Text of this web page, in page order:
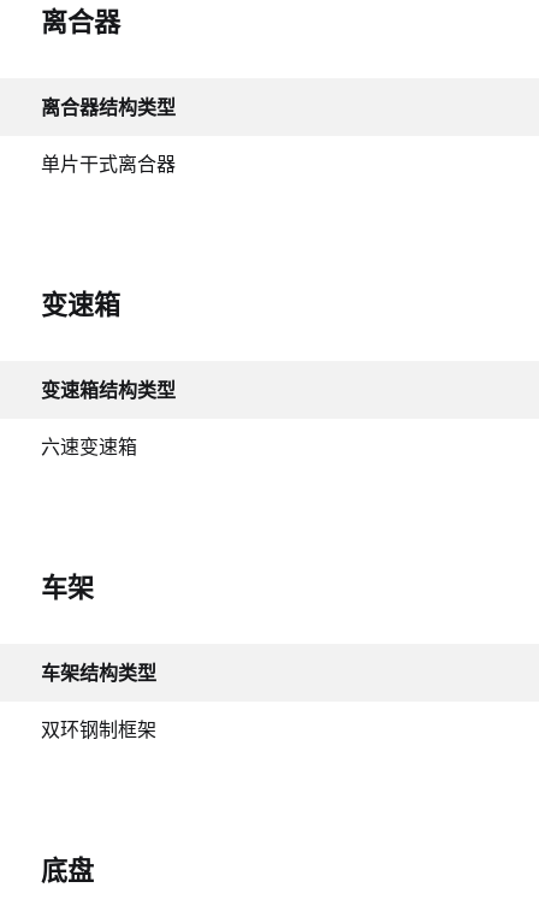
离合器
离合器结构类型
单片干式离合器
变速箱
变速箱结构类型
六速变速箱
车架
车架结构类型
双环钢制框架
底盘